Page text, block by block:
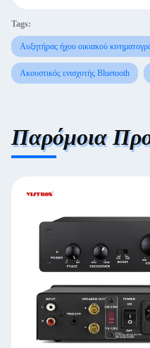
Tags:
Αυξητήρας ήχου οικιακού
Ακουστικός ενισχυτής Bluetooth
Παρόμοια